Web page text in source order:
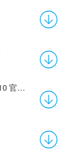
微润幸运抽奖大转盘软件7.0510 官方版